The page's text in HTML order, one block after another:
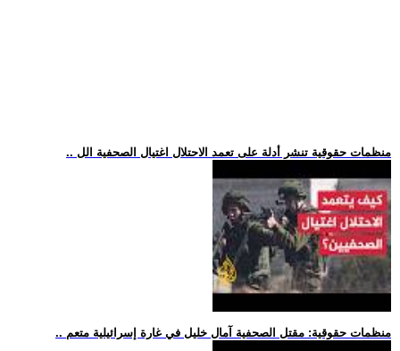
.. منظمات حقوقية تنشر أدلة على تعمد الاحتلال اغتيال الصحفية الل
.. منظمات حقوقية: مقتل الصحفية آمال خليل في غارة إسرائيلية متعم